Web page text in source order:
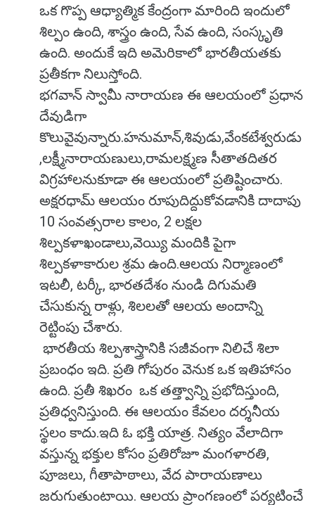
ఒక గొప్ప ఆధ్యాత్మిక కేంద్రంగా మారింది ఇందులో
శిల్పం ఉంది, శాస్త్రం ఉంది, సేవ ఉంది, సంస్కృతి
ఉంది. అందుకే ఇది అమెరికాలో భారతీయతకు
ప్రతీకగా నిలుస్తోంది.
భగవాన్ స్వామీ నారాయణ ఈ ఆలయంలో ప్రధాన
దేవుడిగా
కొలువైవున్నారు.హనుమాన్,శివుడు,వేంకటేశ్వరుడు
,లక్ష్మీనారాయణులు,రామలక్ష్మణ సీతాతదితర
విగ్రహాలనుకూడా ఈ ఆలయంలో ప్రతిష్టించారు.
అక్షరధామ్ ఆలయం రూపుదిద్దుకోవడానికి దాదాపు
10 సంవత్సరాల కాలం, 2 లక్షల
శిల్పకళాఖండాలు,వెయ్యి మందికి పైగా
శిల్పకళాకారుల శ్రమ ఉంది.ఆలయ నిర్మాణంలో
ఇటలీ, టర్కీ, భారతదేశం నుండి దిగుమతి
చేసుకున్న రాళ్లు, శిలలతో ఆలయ అందాన్ని
రెట్టింపు చేశారు.
భారతీయ శిల్పశాస్త్రానికి సజీవంగా నిలిచే శిలా
ప్రబంధం ఇది. ప్రతి గోపురం వెనుక ఒక ఇతిహాసం
ఉంది. ప్రతీ శిఖరం ఒక తత్త్వాన్ని ప్రభోదిస్తుంది,
ప్రతిధ్వనిస్తుంది. ఈ ఆలయం కేవలం దర్శనీయ
స్థలం కాదు.ఇది ఓ భక్తి యాత్ర. నిత్యం వేలాదిగా
వస్తున్న భక్తుల కోసం ప్రతిరోజూ మంగళారతి,
పూజలు, గీతాపాఠాలు, వేద పారాయణాలు
జరుగుతుంటాయి. ఆలయ ప్రాంగణంలో పర్యటించే